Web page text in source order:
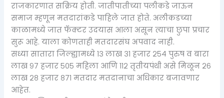
राजकारणात सक्रिय होती. जातीपातीच्या पलीकडे जाऊन
समाज म्हणून मतदारांकडे पाहिले जात होते. अलीकडच्या
काळामध्ये जात फॅक्टर उदयास आला असून त्याचा छुपा प्रचार
सुरू आहे. याला कोणताही मतदारसंघ अपवाद नाही.
सध्या सातारा जिल्ह्यामध्ये १३ लाख ३१ हजार २५४ पुरुष व बारा
लाख ९७ हजार ५०५ महिला आणि ११२ तृतीयपंथी असे मिळून २६
लाख २८ हजार ८७१ मतदार मतदानाचा अधिकार बजावणार
आहेत.